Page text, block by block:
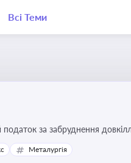
Всі Теми
податок за забруднення
законодавства
Металургія